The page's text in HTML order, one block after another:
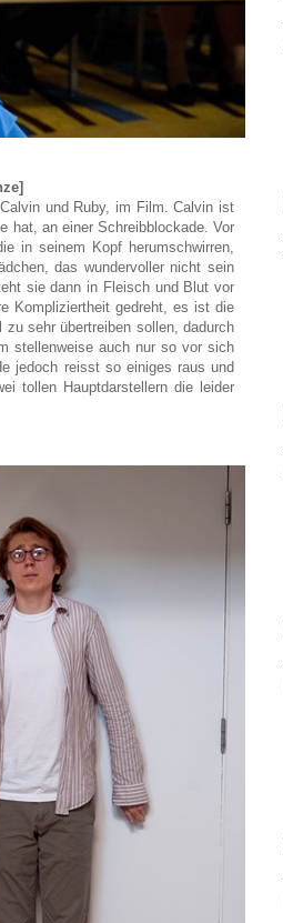
und Ruby, im Film. Calvin ist
hat, an einer Schreibblockade. Vor
in seinem Kopf herumschwirren,
das wundervoller nicht sein
sie dann in Fleisch und Blut vor
Kompliziertheit gedreht, es ist die
sehr übertreiben sollen, dadurch
stellenweise auch nur so vor sich
jedoch reisst so einiges raus und
tollen Hauptdarstellern die leider